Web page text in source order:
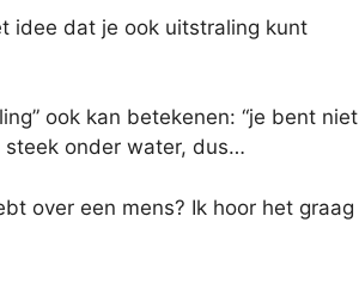
idee dat je ook uitstraling kunt
ook kan betekenen: “je bent niet
steek onder water, dus…
over een mens? Ik hoor het graag